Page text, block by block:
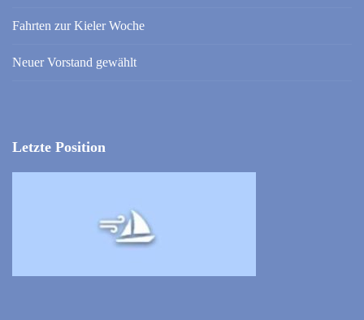
Fahrten zur Kieler Woche
Neuer Vorstand gewählt
Letzte Position